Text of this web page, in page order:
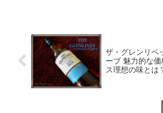
コッチウイスキーの中でも取...
ザ・グレンリベ
ーブ 魅力的な
ス理想の味とは